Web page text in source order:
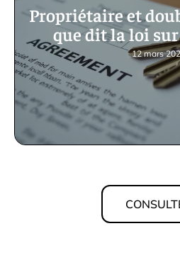
Propriétaire et
que dit la loi
12 mars